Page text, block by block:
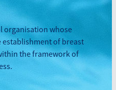
organisation whose
establishment of breast
the framework of